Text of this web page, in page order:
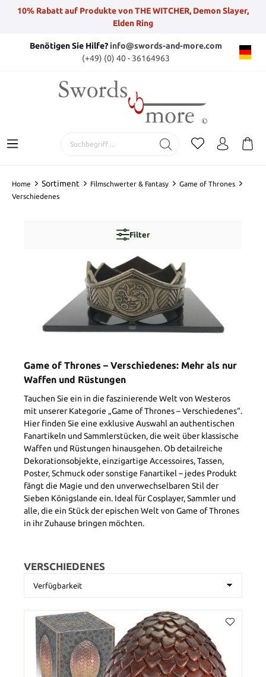
10% Rabatt auf Produkte von THE WITCHER, Demon Slayer,
Elden Ring
Benötigen Sie Hilfe?info@swords-and-more.com
(+49) (0) 40 - 36164963
Home Sortiment Filmschwerter & Fantasy
Game of Thrones
Verschiedenes
Filter
Game of Thrones – Verschiedenes: Mehr als nur
Waffen und Rüstungen
Tauchen Sie ein in die faszinierende Welt von Westeros
mit unserer Kategorie „Game of Thrones – Verschiedenes“.
Hier finden Sie eine exklusive Auswahl an authentischen
Fanartikeln und Sammlerstücken, die weit über klassische
Waffen und Rüstungen hinausgehen. Ob detailreiche
Dekorationsobjekte, einzigartige Accessoires, Tassen,
Poster, Schmuck oder sonstige Fanartikel – jedes Produkt
fängt die Magie und den unverwechselbaren Stil der
Sieben Königslande ein. Ideal für Cosplayer, Sammler und
alle, die ein Stück der epischen Welt von Game of Thrones
in ihr Zuhause bringen möchten.
VERSCHIEDENES